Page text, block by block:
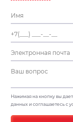
Нажимая на кнопку вы
данных и соглашаетесь с